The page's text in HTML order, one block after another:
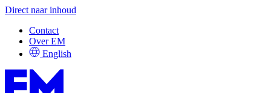
Direct naar inhoud
Contact
Over EM
English